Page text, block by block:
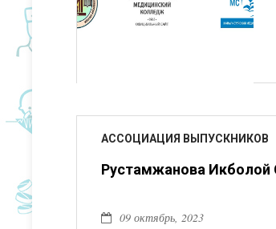
АССОЦИАЦИЯ ВЫПУСКНИКОВ
Рустамжанова
09 октябрь, 2023